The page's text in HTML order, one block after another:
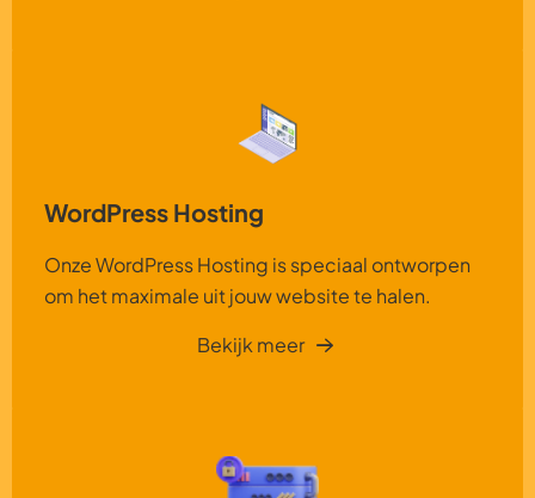
WordPress Hosting
Onze WordPress Hosting is speciaal ontworpen
om het maximale uit jouw website te halen.
Bekijk meer